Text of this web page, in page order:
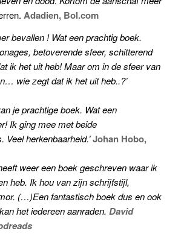
Adadien, Bol.com
bevallen ! Wat een prachtig boek.
betoverende sfeer, schitterend
ik het uit heb! Maar om in de sfeer van
wie zegt dat ik het uit heb..?’
je prachtige boek. Wat een
Ik ging mee met beide
Veel herkenbaarheid.’Johan Hobo,
weer een boek geschreven waar ik
heb. Ik hou van zijn schrijfstijl,
(…)Een fantastisch boek dus en ook
het iedereen aanraden. David